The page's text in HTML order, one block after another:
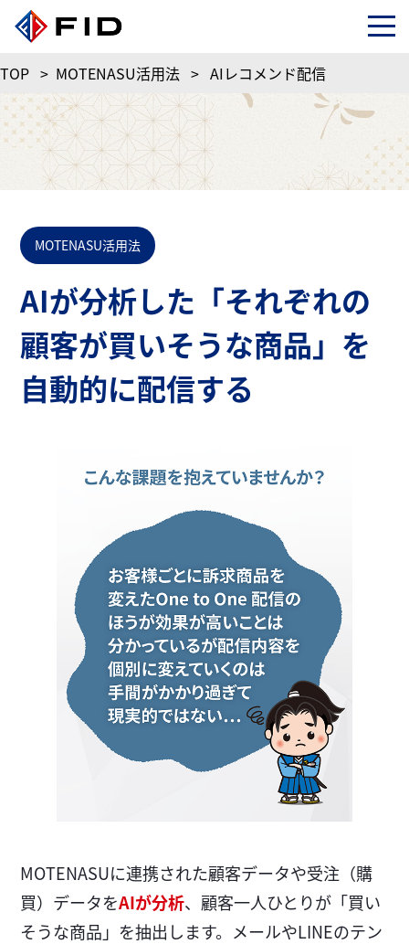
TOP > MOTENASU活用法 > AIレコメンド配信
MOTENASU活用法
AIが分析した「それぞれの
顧客が買いそうな商品」を
自動的に配信する
MOTENASUに連携された顧客データや受注（購
買）データをAIが分析、顧客一人ひとりが「買い
そうな商品」を抽出します。メールやLINEのテン